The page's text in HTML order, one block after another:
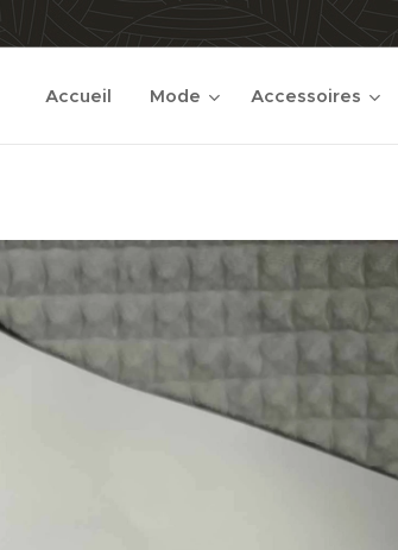
Accueil Mode Accessoires